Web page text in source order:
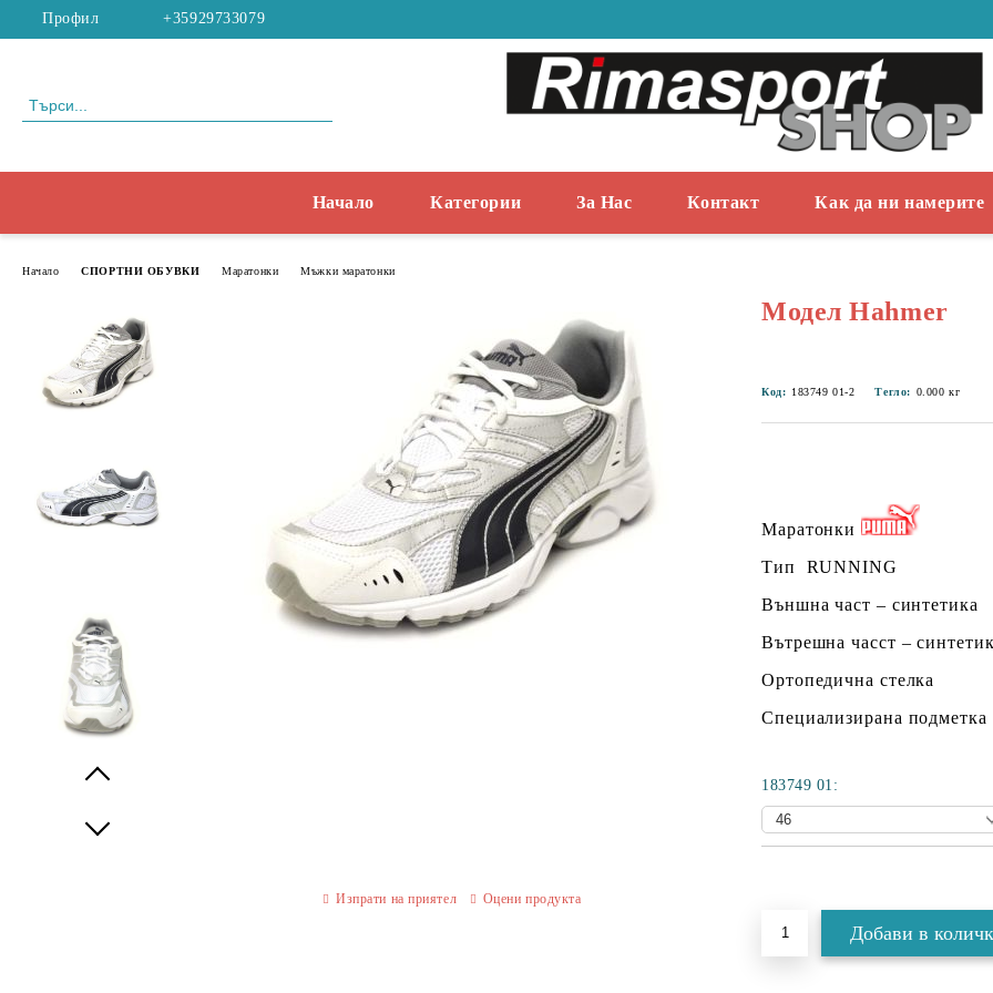
Профил +35929733079
Начало Категории За Нас Контакт Как да ни намерите
Начало СПОРТНИ ОБУВКИ Маратонки Мъжки маратонки
Модел Hahmer
Код: 183749 01-2 Тегло: 0.000 кг
Маратонки
Тип RUNNING
Външна част – синтетика
Вътрешна часст –
Ортопедична стелка
Специализирана подметка
183749 01:
Изпрати на приятел Оцени продукта